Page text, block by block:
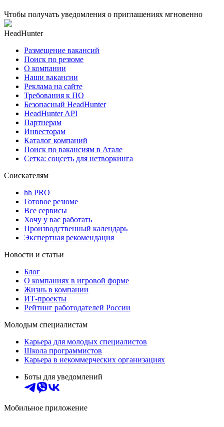
Чтобы получать уведомления о приглашениях мгновенно
HeadHunter
Размещение вакансий
Поиск по резюме
О компании
Наши вакансии
Реклама на сайте
Требования к ПО
Безопасный HeadHunter
HeadHunter API
Партнерам
Инвесторам
Каталог компаний
Поиск по вакансиям в Атале
Сетка: соцсеть для нетворкинга
Соискателям
hh PRO
Готовое резюме
Все сервисы
Хочу у вас работать
Производственный календарь
Экспертная рекомендация
Новости и статьи
Блог
О компаниях в игровой форме
Жизнь в компании
ИТ-проекты
Рейтинг работодателей России
Молодым специалистам
Карьера для молодых специалистов
Школа программистов
Карьера в некоммерческих организациях
Боты для уведомлений
Мобильное приложение